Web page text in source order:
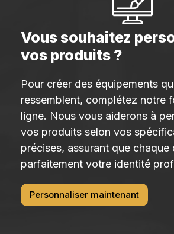
Vous souhaitez
vos produits ?
Pour créer des équipements
ressemblent, complétez notre
ligne. Nous vous aiderons à
vos produits selon vos
précises, assurant que chaque
parfaitement votre identité
Personnaliser maintenant